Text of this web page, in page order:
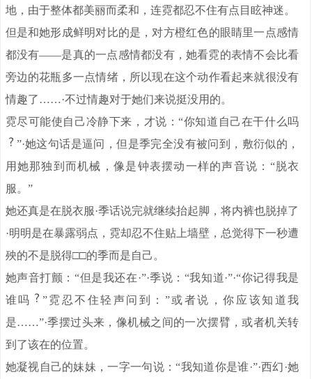
地，由于整体都美丽而柔和，连霓都忍不住有点目眩神迷。
但是和她形成鲜明对比的是，对方橙红色的眼睛里一点感情
都没有——是真的一点感情都没有，她看霓的表情不会比看
旁边的花瓶多一点情绪，所以现在这个动作看起来就很没有
情趣了……·不过情趣对于她们来说挺没用的。
霓尽可能使自己冷静下来，才说：“你知道自己在干什么吗
”·她这句话是逼问，但是季完全没有被问到，敷衍似的，
用她那独到而机械，像是钟表摆动一样的声音说：“脱衣
服。”
她还真是在脱衣服·季话说完就继续抬起脚，将内裤也脱掉了
·明明是在暴露弱点，霓却忍不住贴上墙壁，总觉得下一秒遭
殃的不是脱得□□的季而是自己。
她声音打颤：“但是我还在·”·季说：“我知道·”·“你记得我是
谁吗
”霓忍不住轻声问到：”或者说，你应该知道我
是……”·季摆过头来，像机械之间的一次摆臂，或者机关转
到了该在的位置。
她凝视自己的妹妹，一字一句说：“我知道你是谁·”·西幻·她